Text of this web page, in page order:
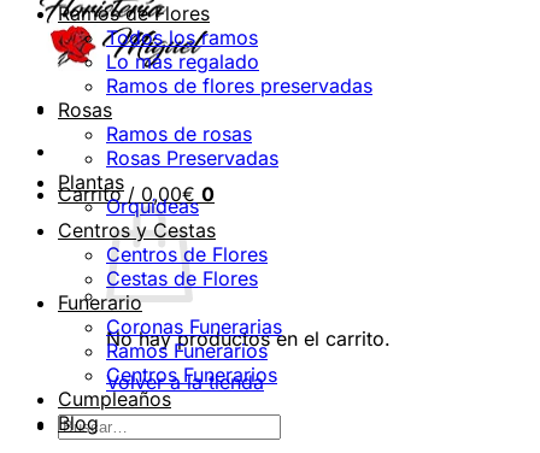
Carrito / 0,00€ 0
No hay productos en el carrito.
Volver a la tienda
Buscar
Ramos de Flores
Todos los ramos
Lo más regalado
Ramos de flores preservadas
Rosas
Ramos de rosas
Rosas Preservadas
Plantas
Orquídeas
Centros y Cestas
Centros de Flores
Cestas de Flores
Funerario
Coronas Funerarias
Ramos Funerarios
Centros Funerarios
Cumpleaños
Blog